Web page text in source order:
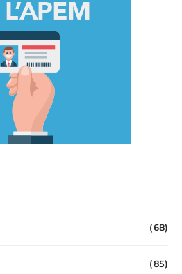
(68)
(85)